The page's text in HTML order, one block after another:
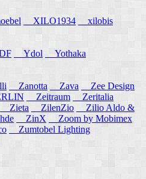
XILO1934 xilobis
Ydol Yothaka
Zanotta Zava
Zee Design
Zeitraum
Zeritalia
Zieta ZilenZio
Zilio Aldo &
ZinX
Zoom by Mobimex
Zumtobel Lighting